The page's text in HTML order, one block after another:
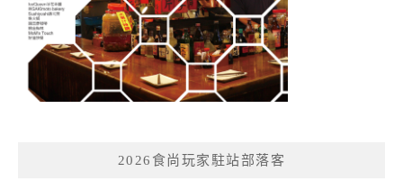
2026食尚玩家駐站部落客